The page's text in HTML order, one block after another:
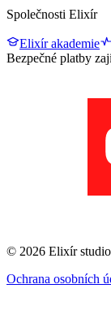
Společnosti Elixír
Elixír akademie
Bezpečné platby
© 2026 Elixír studio
Ochrana osobních